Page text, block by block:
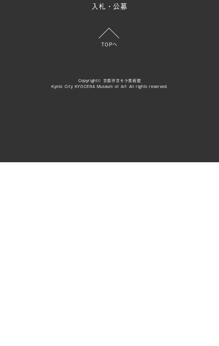
入札・公募
TOPへ
Copyright© 京都市京セラ美術館
Kyoto City KYOCERA Museum of Art All rights reserved.